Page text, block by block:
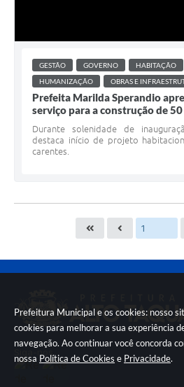
Prefeitura Municipal e os cookies: nosso
cookies para melhorar a sua experiência
navegação. Ao continuar você concorda
nossa Política de Cookies e Privacidade.
GESTÃO GOVERNO
HABITAÇÃO
HUMANIZAÇÃO
OBRAS E
Prefeita Marilda Sperandio
serviço para a construção de
Durante solenidade de
destaca início de projeto
carentes.
Siga-nos